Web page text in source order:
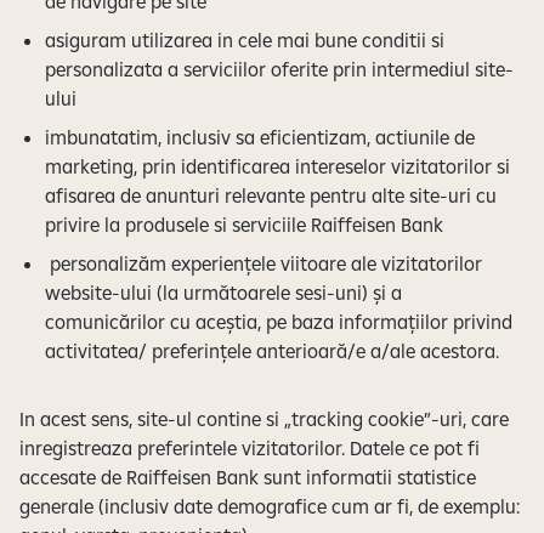
asiguram utilizarea in cele mai bune conditii si
personalizata a serviciilor oferite prin intermediul site-
ului
imbunatatim, inclusiv sa eficientizam, actiunile de
marketing, prin identificarea intereselor vizitatorilor si
afisarea de anunturi relevante pentru alte site-uri cu
privire la produsele si serviciile Raiffeisen Bank
personalizăm experiențele viitoare ale vizitatorilor
website-ului (la următoarele sesi-uni) și a
comunicărilor cu aceștia, pe baza informațiilor privind
activitatea/ preferințele anterioară/e a/ale acestora.
In acest sens, site-ul contine si „tracking cookie”-uri, care
inregistreaza preferintele vizitatorilor. Datele ce pot fi
accesate de Raiffeisen Bank sunt informatii statistice
generale (inclusiv date demografice cum ar fi, de exemplu: